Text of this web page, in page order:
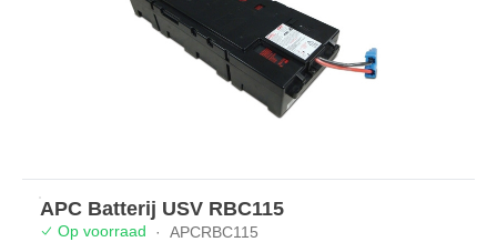
APC Batterij USV RBC115
Op voorraad · APCRBC115